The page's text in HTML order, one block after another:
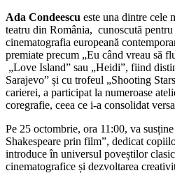
Ada Condeescu este una dintre cele
teatru din România, cunoscută
cinematografia europeană
premiate precum „Eu când vreau să
„Love Island” sau „Heidi”, fiind
Sarajevo” și cu trofeul „Shooting
carierei, a participat la numeroase
coregrafie, ceea ce i-a consolidat
Pe 25 octombrie, ora 11:00, va
Shakespeare prin film”, dedicat
introduce în universul poveștilor
cinematografice și dezvoltarea